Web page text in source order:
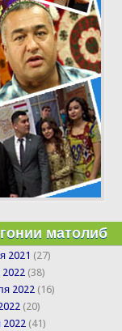
матолиб
2021 (27)
2022 (38)
2022 (16)
(20)
2022 (41)